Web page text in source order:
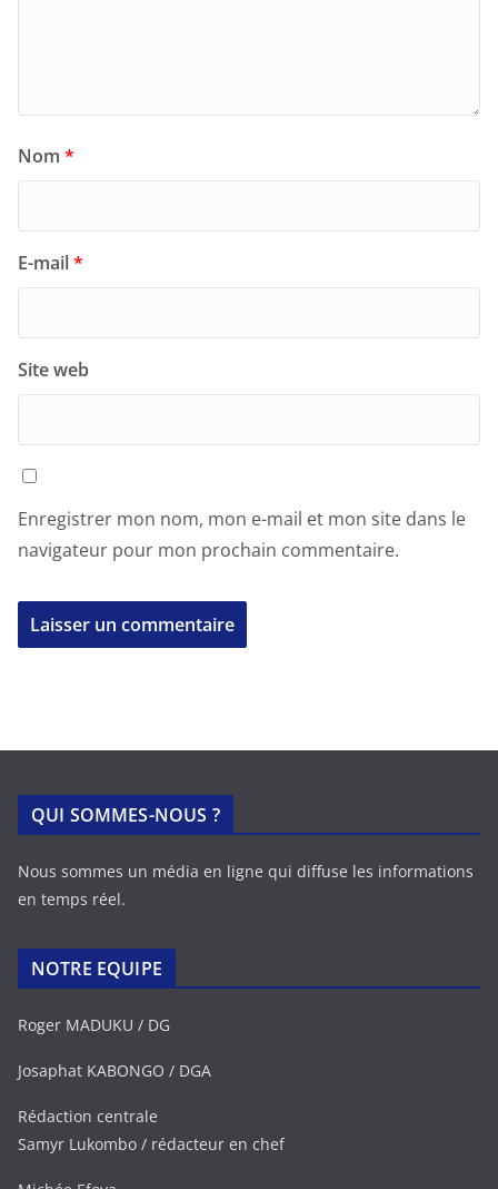
Nom *
E-mail*
Site web
Enregistrer mon nom, mon e-mail et mon site dans le
navigateur pour mon prochain commentaire.
QUI SOMMES-NOUS ?
Nous sommes un média en ligne qui diffuse les informations
en temps réel.
NOTRE EQUIPE
Roger MADUKU / DG
Josaphat KABONGO / DGA
Rédaction centrale
Samyr Lukombo / rédacteur en chef